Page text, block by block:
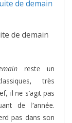
de demain
reste un
très
il ne s’agit pas
de l’année.
pas dans son